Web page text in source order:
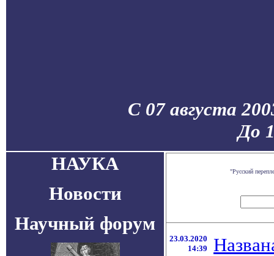
С 07 августа
До
НАУКА
Новости
Научный форум
"Русский
23.03.2020
14:39